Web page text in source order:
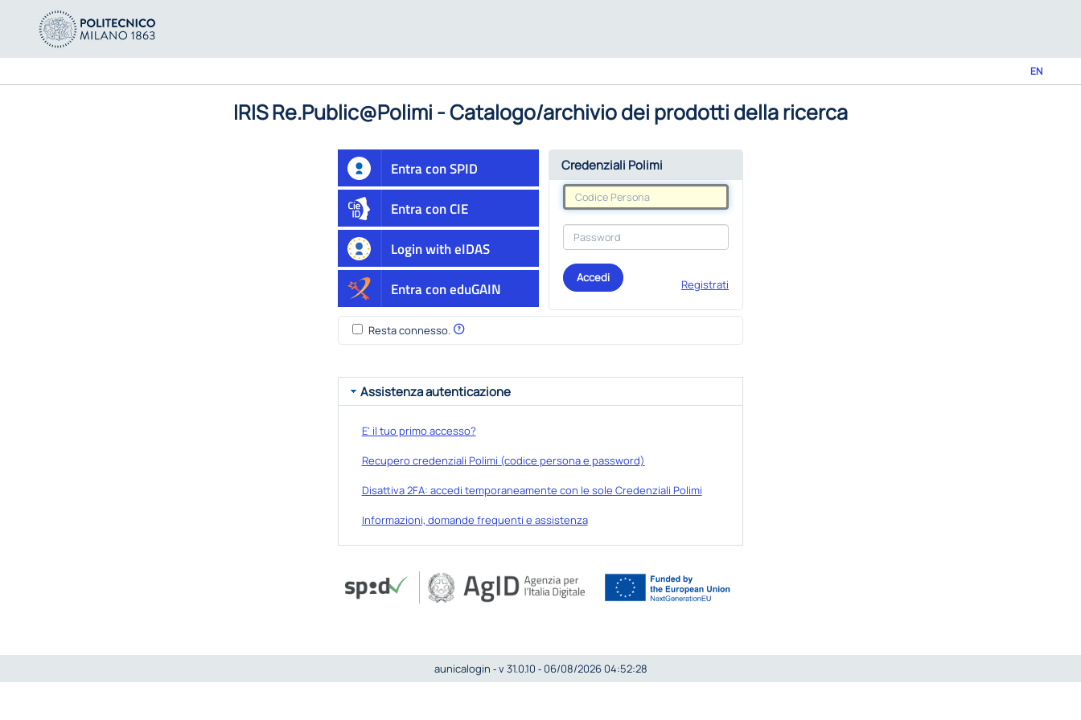
EN
IRIS Re.Public@Polimi - Catalogo/archivio dei prodotti della ricerca
Entra con SPID
Entra con CIE
Login with eIDAS
Entra con eduGAIN
Credenziali Polimi
Accedi
Registrati
Resta connesso.
Assistenza autenticazione
E' il tuo primo accesso?
Recupero credenziali Polimi (codice persona e password)
Disattiva 2FA: accedi temporaneamente con le sole Credenziali Polimi
Informazioni, domande frequenti e assistenza
aunicalogin ‐ v 31.0.10 ‐ 06/08/2026 04:52:28